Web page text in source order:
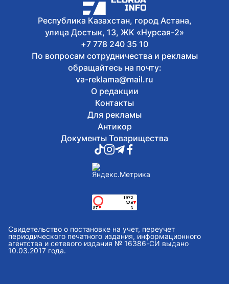
Военное реалити-шоу «100 Sarbaz»
стартовало в Бурабае
Республика Казахстан, город Астана,
улица Достык, 13, ЖК «Нурсая-2»
+7 778 240 35 10
По вопросам сотрудничества и рекламы
обращайтесь на почту:
va-reklama@mail.ru
О редакции
Контакты
Для рекламы
Антикор
Документы Товарищества
Свидетельство о постановке на учет, переучет
периодического печатного издания, информационного
агентства и сетевого издания № 16386-СИ выдано
10.03.2017 года.